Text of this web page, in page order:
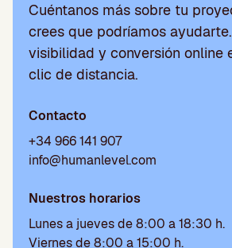
Cuéntanos más sobre tu
crees que podríamos
visibilidad y conversión online
clic de distancia.
Contacto
+34 966 141 907
info@humanlevel.com
Nuestros horarios
Lunes a jueves de 8:00 a 18:30 h.
Viernes de 8:00 a 15:00 h.